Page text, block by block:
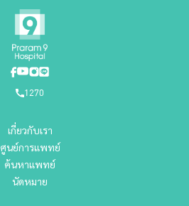
1270
เกี่ยวกับเรา
ศูนย์การแพทย์
ค้นหาแพทย์
นัดหมาย